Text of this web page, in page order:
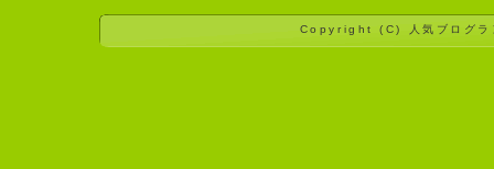
Copyright (C) 人気ブログ